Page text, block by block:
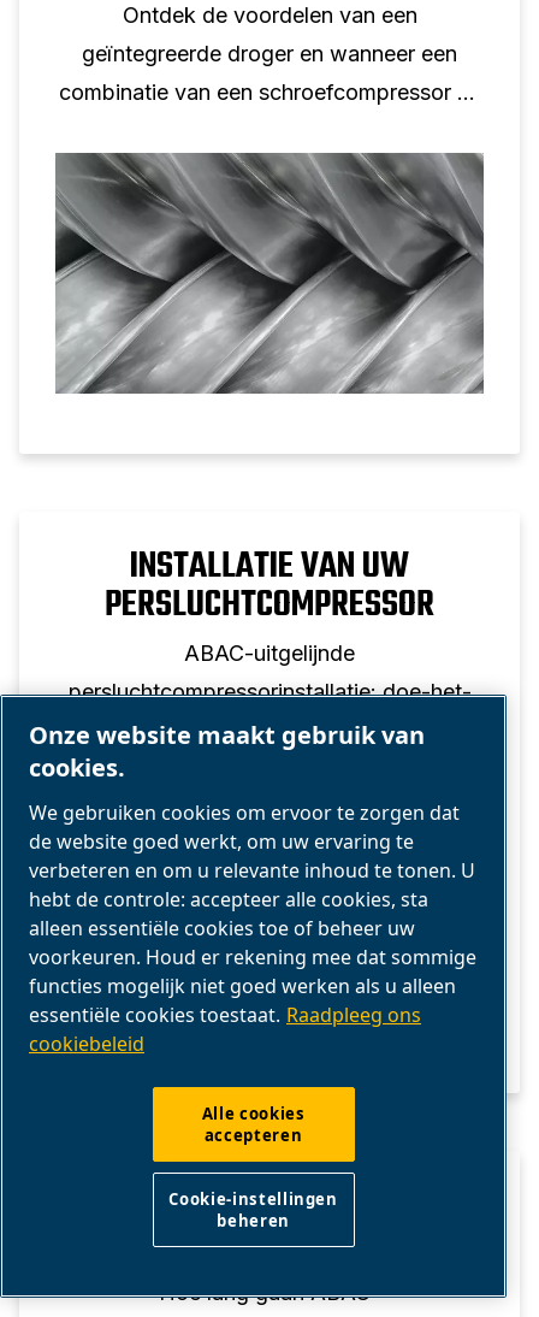
Ontdek de voordelen van een
geïntegreerde droger en wanneer een
combinatie van een schroefcompressor en
INSTALLATIE VAN UW
PERSLUCHTCOMPRESSOR
ABAC-uitgelijnde
persluchtcompressorinstallatie: doe-het-
zelf-installatie, fouten die u moet
vermijden, locatietips en geïntegreerde
luchtbehandeling en -distributie.
HOE WERKEN
LUCHTCOMPRESSOREN?
Hoe lang gaan ABAC-
Onze website maakt gebruik van
cookies.
We gebruiken cookies om ervoor te zorgen dat
de website goed werkt, om uw ervaring te
verbeteren en om u relevante inhoud te tonen. U
hebt de controle: accepteer alle cookies, sta
alleen essentiële cookies toe of beheer uw
voorkeuren. Houd er rekening mee dat sommige
functies mogelijk niet goed werken als u alleen
essentiële cookies toestaat. Raadpleeg ons
cookiebeleid
Alle cookies
accepteren
Cookie-instellingen
beheren